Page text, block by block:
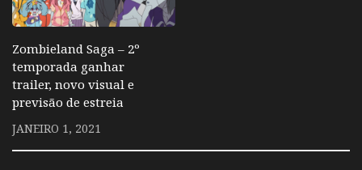
Zombieland Saga – 2º
temporada ganhar
trailer, novo visual e
previsão de estreia
JANEIRO 1, 2021